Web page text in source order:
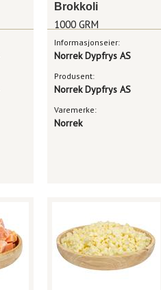
Brokkoli
1000 GRM
Informasjonseier:
Norrek Dypfrys AS
Produsent:
Norrek Dypfrys AS
Varemerke:
Norrek